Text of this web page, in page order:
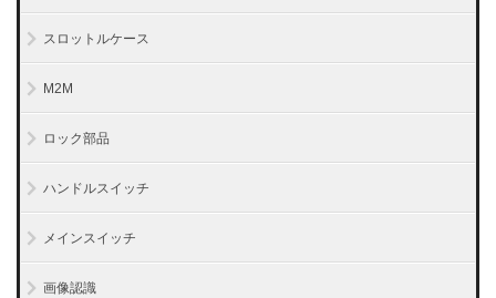
スロットルケース
M2M
ロック部品
ハンドルスイッチ
メインスイッチ
画像認識